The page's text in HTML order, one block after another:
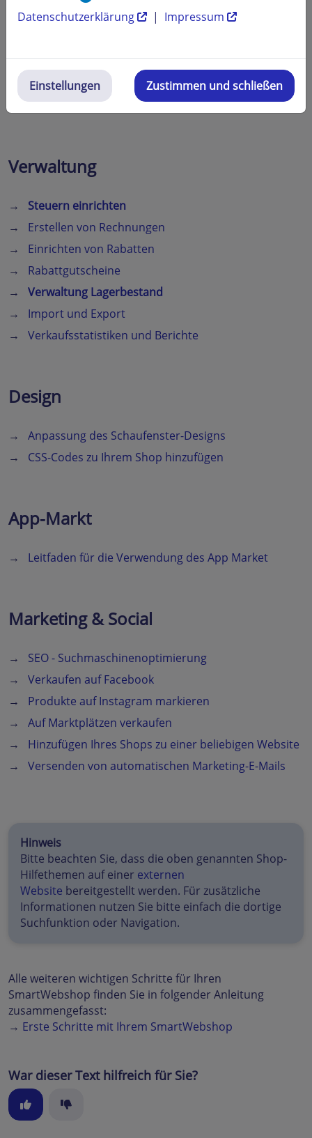
Verwaltung von Kunden
Kundengruppen
Verwaltung
→
Steuern einrichten
→
Erstellen von Rechnungen
→
Einrichten von Rabatten
→
Rabattgutscheine
→
Verwaltung Lagerbestand
→
Import und Export
→
Verkaufsstatistiken und Berichte
Design
→
Anpassung des Schaufenster-Designs
→
CSS-Codes zu Ihrem Shop hinzufügen
App-Markt
→ Leitfaden für die Verwendung des App Market
Marketing & Social
→
SEO - Suchmaschinenoptimierung
→
Verkaufen auf Facebook
→
Produkte auf Instagram markieren
→
Auf Marktplätzen verkaufen
→
Hinzufügen Ihres Shops zu einer beliebigen Website
→
Versenden von automatischen Marketing-E-Mails
Hinweis
Bitte beachten Sie, dass die oben genannten Shop-
Hilfethemen auf einer externen
Website bereitgestellt werden. Für zusätzliche
Informationen nutzen Sie bitte einfach die dortige
Suchfunktion oder Navigation.
Alle weiteren wichtigen Schritte für Ihren
SmartWebshop finden Sie in folgender Anleitung
zusammengefasst:
→ Erste Schritte mit Ihrem SmartWebshop
War dieser Text hilfreich für Sie?
Datenschutzerklärung
| Impressum
Einstellungen Zustimmen und schließen